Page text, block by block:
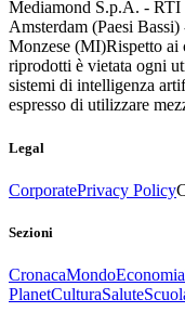
Mediamond S.p.A. - RTI
Amsterdam (Paesi
Monzese (MI)Rispetto ai
riprodotti è vietata ogni
sistemi di intelligenza
espresso di utilizzare
Legal
CorporatePrivacy Policy
Sezioni
CronacaMondoEconomia
PlanetCulturaSalute